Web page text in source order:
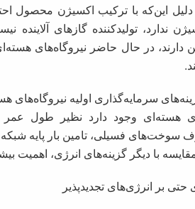
دلیل این‌که با ترکیب اکسیژن محصول
ندارد، تولیدکننده گازهای آلاینده‌
سرمایه‌گذاری اولیه نیروگاه‌های
فسیلی، تامین بار پایه شبکه
با دیگر گزینه‌های انرژی، اهمیت
بر انرژی‌های تجدیدپذیر